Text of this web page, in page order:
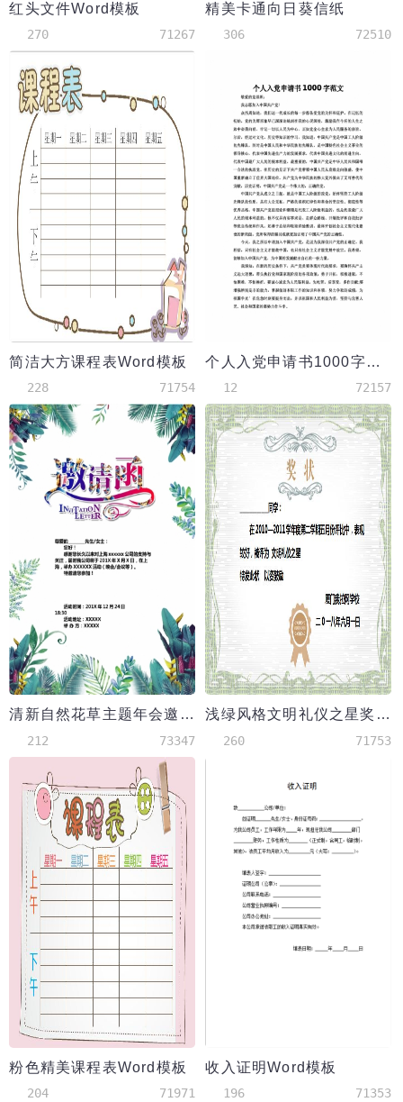
红头文件Word模板
270 71267
精美卡通向日葵信纸
306 72510
简洁大方课程表Word模板
228 71754
个人入党申请书1000字范文
12 72157
清新自然花草主题年会邀请函
212 73347
浅绿风格文明礼仪之星奖状Word模板
260 71753
粉色精美课程表Word模板
204 71971
收入证明Word模板
196 71353